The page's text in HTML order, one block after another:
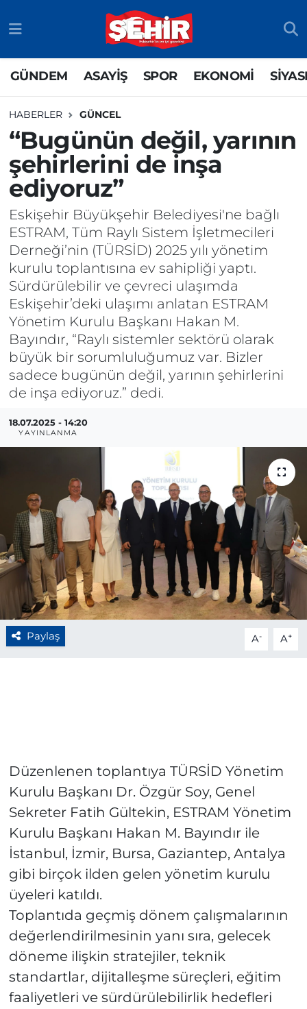
GÜNDEM ASAYİŞ SPOR EKONOMİ
HABERLER GÜNCEL
“Bugünün değil, yarının
şehirlerini de inşa
ediyoruz”
Eskişehir Büyükşehir Belediyesi'ne bağlı
ESTRAM, Tüm Raylı Sistem İşletmecileri
Derneği’nin (TÜRSİD) 2025 yılı yönetim
kurulu toplantısına ev sahipliği yaptı.
Sürdürülebilir ve çevreci ulaşımda
Eskişehir’deki ulaşımı anlatan ESTRAM
Yönetim Kurulu Başkanı Hakan M.
Bayındır, “Raylı sistemler sektörü olarak
büyük bir sorumluluğumuz var. Bizler
sadece bugünün değil, yarının şehirlerini
de inşa ediyoruz.” dedi.
18.07.2025 - 14:20
YAYINLANMA
Paylaş A- A+
Düzenlenen toplantıya TÜRSİD Yönetim
Kurulu Başkanı Dr. Özgür Soy, Genel
Sekreter Fatih Gültekin, ESTRAM Yönetim
Kurulu Başkanı Hakan M. Bayındır ile
İstanbul, İzmir, Bursa, Gaziantep, Antalya
gibi birçok ilden gelen yönetim kurulu
üyeleri katıldı.
Toplantıda geçmiş dönem çalışmalarının
değerlendirilmesinin yanı sıra, gelecek
döneme ilişkin stratejiler, teknik
standartlar, dijitalleşme süreçleri, eğitim
faaliyetleri ve sürdürülebilirlik hedefleri
SPOR
EKONOMİ
SİYASET
RESMİ İLAN
SİYASET
SPOR
EKONOMİ
EĞİTİM
SAĞLIK
TEKNOLOJİ
BÖLGE
YAŞAM
DÜNYA
GENEL
RESMİ İLAN
Odunpazarı Nöbetçi Eczaneler
Odunpazarı Hava Durumu
Odunpazarı Trafik Yoğunluk Haritası
TFF 3.Lig 4.Grup Puan Durumu ve Fikstür
Tüm Manşetler
Son Dakika Haberleri
Haber Arşivi